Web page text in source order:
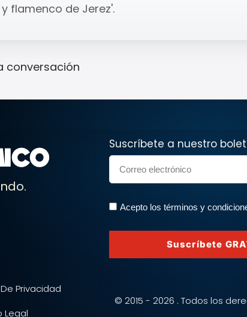
flamenco de Jerez'.
conversación
Suscríbete a nuestro
Acepto los términos y
Suscríbete
Privacidad
Legal
© 2015 - 2026 . Todos los